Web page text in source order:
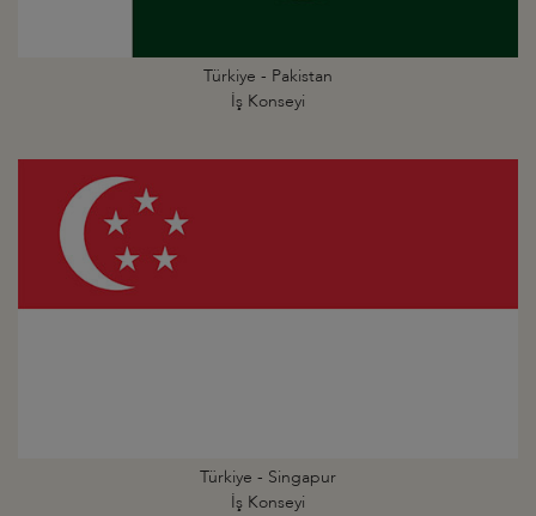
Türkiye - Pakistan
İş Konseyi
Türkiye - Singapur
İş Konseyi